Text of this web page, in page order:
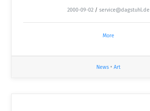
2000-09-02 / service@dagstuhl.de
More
News • Art